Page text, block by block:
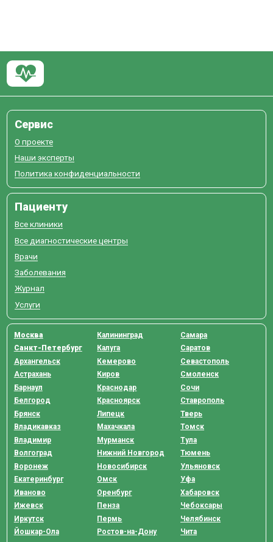
Сервис
О проекте
Наши эксперты
Политика конфиденциальности
Пациенту
Все клиники
Все диагностические центры
Врачи
Заболевания
Журнал
Услуги
Москва
Санкт-Петербург
Архангельск
Астрахань
Барнаул
Белгород
Брянск
Владикавказ
Владимир
Волгоград
Воронеж
Екатеринбург
Иваново
Ижевск
Иркутск
Йошкар-Ола
Калининград
Калуга
Кемерово
Киров
Краснодар
Красноярск
Липецк
Махачкала
Мурманск
Нижний Новгород
Новосибирск
Омск
Оренбург
Пенза
Пермь
Ростов-на-Дону
Самара
Саратов
Севастополь
Смоленск
Сочи
Ставрополь
Тверь
Томск
Тула
Тюмень
Ульяновск
Уфа
Хабаровск
Чебоксары
Челябинск
Чита